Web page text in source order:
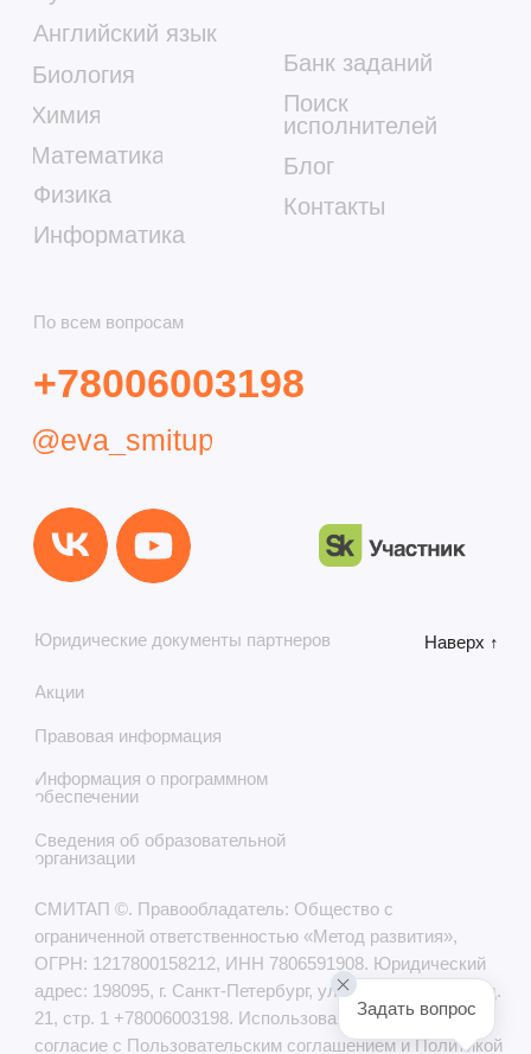
Задать вопрос